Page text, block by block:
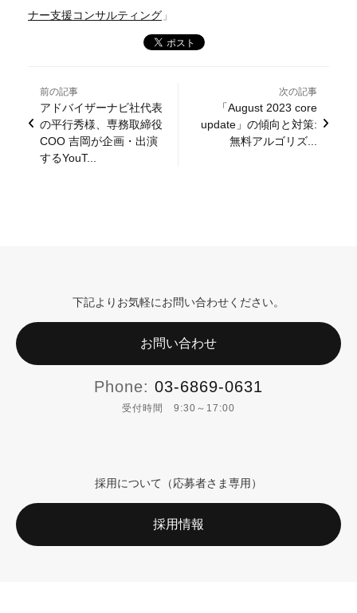
ナー支援コンサルティング 」
前の記事
アドバイザーナビ社代表
の平行秀様、専務取締役
COO 吉岡が企画・出演
するYouT...
次の記事
「August 2023 core
update」の傾向と対策:
無料アルゴリズ...
下記よりお気軽にお問い合わせください。
お問い合わせ
Phone: 03-6869-0631
受付時間 9:30～17:00
採用について（応募者さま専用）
採用情報